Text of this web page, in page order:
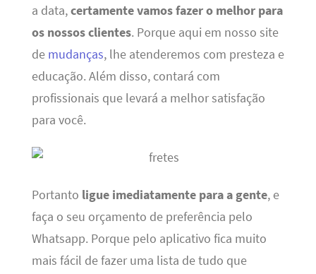
a data,certamente vamos fazer o melhor para
os nossos clientes. Porque aqui em nosso site
de mudanças, lhe atenderemos com presteza e
educação. Além disso, contará com
profissionais que levará a melhor satisfação
para você.
Portanto ligue imediatamente para a gente, e
faça o seu orçamento de preferência pelo
Whatsapp. Porque pelo aplicativo fica muito
mais fácil de fazer uma lista de tudo que